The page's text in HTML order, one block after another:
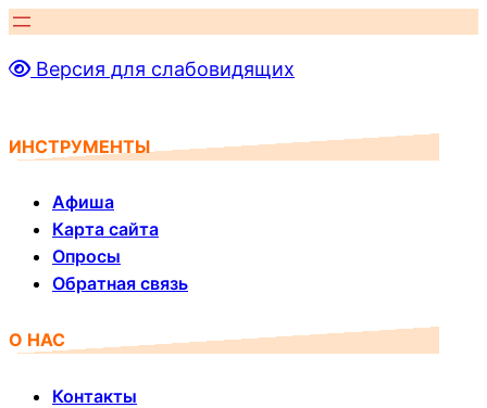
Перейти
содержимому
Версия для слабовидящих
ИНСТРУМЕНТЫ
Афиша
Карта сайта
Опросы
Обратная связь
О НАС
Контакты